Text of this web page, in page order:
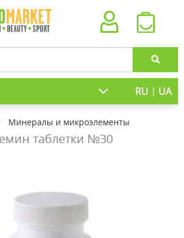
RU | UA
Минералы и микроэлементы
таблетки №30